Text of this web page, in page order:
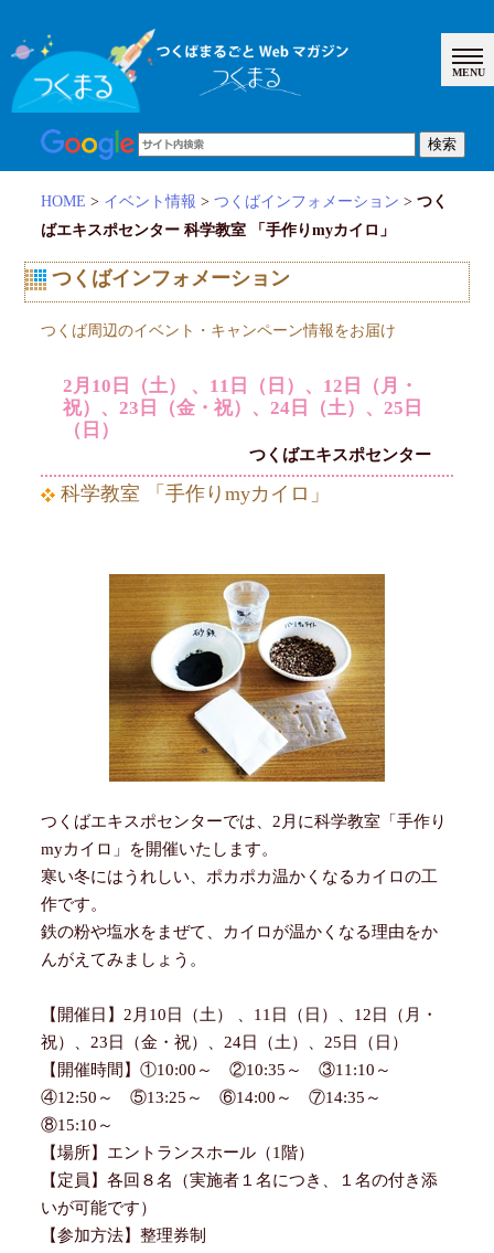
HOME > イベント情報 >つくばインフォメーション >つく
ばエキスポセンター 科学教室 「手作りmyカイロ」
つくばインフォメーション
つくば周辺のイベント・キャンペーン情報をお届け
2月10日（土） 、11日（日）、12日（月・
祝）、23日（金・祝）、24日（土）、25日
（日）
つくばエキスポセンター
科学教室 「手作りmyカイロ」
つくばエキスポセンターでは、2月に科学教室「手作り
myカイロ」を開催いたします。
寒い冬にはうれしい、ポカポカ温かくなるカイロの工
作です。
鉄の粉や塩水をまぜて、カイロが温かくなる理由をか
んがえてみましょう。
【開催日】2月10日（土） 、11日（日）、12日（月・
祝）、23日（金・祝）、24日（土）、25日（日）
【開催時間】①10:00～ ②10:35～ ③11:10～
④12:50～ ⑤13:25～ ⑥14:00～ ⑦14:35～
⑧15:10～
【場所】エントランスホール（1階）
【定員】各回８名（実施者１名につき、１名の付き添
いが可能です）
【参加方法】整理券制